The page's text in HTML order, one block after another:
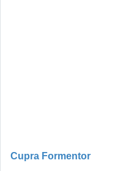
Cupra Formentor